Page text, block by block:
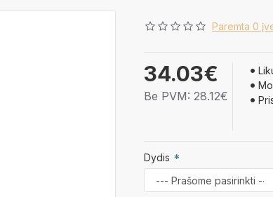
Paremta 0
34.03€
Be PVM: 28.12€
Dydis